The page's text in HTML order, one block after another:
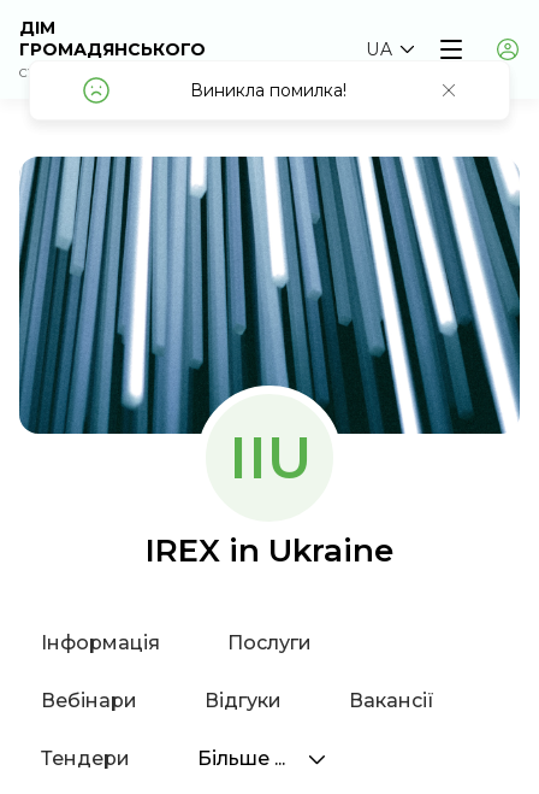
ДІМ
ГРОМАДЯНСЬКОГО
СУСПІЛЬСТВА
UA
Виникла помилка!
IIU
IREX in Ukraine
Інформація Послуги
Вебінари Відгуки Вакансії
Тендери Більше ...
Виникла помилка!